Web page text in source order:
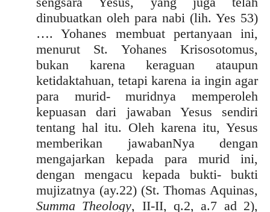
dinubuatkan oleh para nabi (lih. Yes 53)
…. Yohanes membuat pertanyaan ini,
menurut St. Yohanes Krisosotomus,
bukan karena keraguan ataupun
ketidaktahuan, tetapi karena ia ingin agar
para murid- muridnya memperoleh
kepuasan dari jawaban Yesus sendiri
tentang hal itu. Oleh karena itu, Yesus
memberikan jawabanNya dengan
mengajarkan kepada para murid ini,
dengan mengacu kepada bukti- bukti
mujizatnya (ay.22) (St. Thomas Aquinas,
Summa Theology, II-II, q.2, a.7 ad 2),